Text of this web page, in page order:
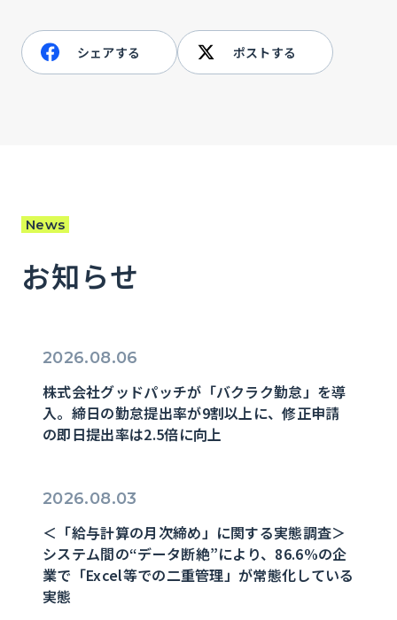
シェアする ポストする
News
お知らせ
2026.08.06
株式会社グッドパッチが「バクラク勤怠」を導
入。締日の勤怠提出率が9割以上に、修正申請
の即日提出率は2.5倍に向上
2026.08.03
＜「給与計算の月次締め」に関する実態調査＞
システム間の“データ断絶”により、86.6%の企
業で「Excel等での二重管理」が常態化している
実態